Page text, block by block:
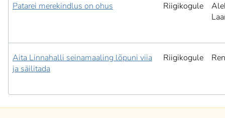
Patarei merekindlus on ohus Riigikogule
Aita Linnahalli seinamaaling lõpuni viia
ja säilitada
Riigikogule